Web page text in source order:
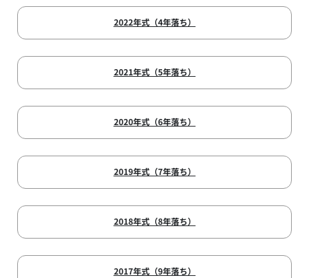
2022年式（4年落ち）
2021年式（5年落ち）
2020年式（6年落ち）
2019年式（7年落ち）
2018年式（8年落ち）
2017年式（9年落ち）